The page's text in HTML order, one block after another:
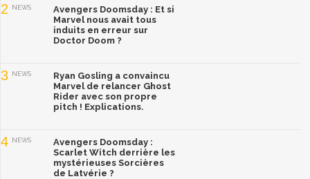
2 NEWS
Avengers Doomsday : Et si
Marvel nous avait tous
induits en erreur sur
Doctor Doom ?
3 NEWS
Ryan Gosling a convaincu
Marvel de relancer Ghost
Rider avec son propre
pitch ! Explications.
4 NEWS
Avengers Doomsday :
Scarlet Witch derrière les
mystérieuses Sorcières
de Latvérie ?